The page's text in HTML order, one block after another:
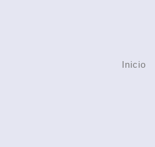
Inicio